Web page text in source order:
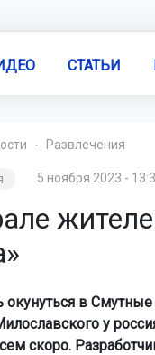
СТАТЬИ
Развлечения
5 ноября 2023 -
в Смутные
у
скоро.